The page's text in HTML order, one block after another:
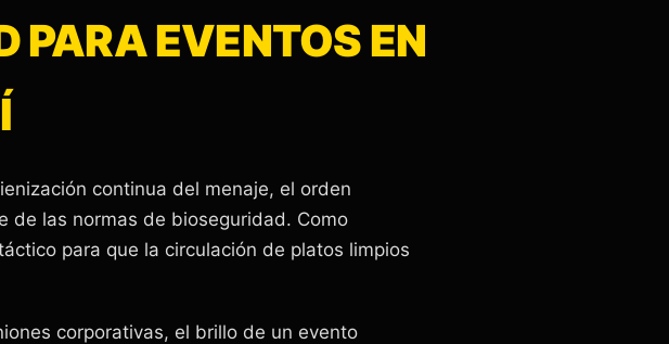
PARA EVENTOS EN
continua del menaje, el orden
de las normas de bioseguridad. Como
para que la circulación de platos limpios
corporativas, el brillo de un evento